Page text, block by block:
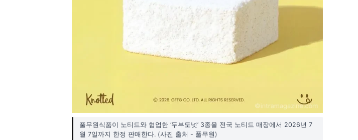
풀무원식품이 노티드와 협업한 ‘두부도넛’ 3종을 전국 노티드 매장에서 2026년 7
월 7일까지 한정 판매한다. (사진 출처 - 풀무원)